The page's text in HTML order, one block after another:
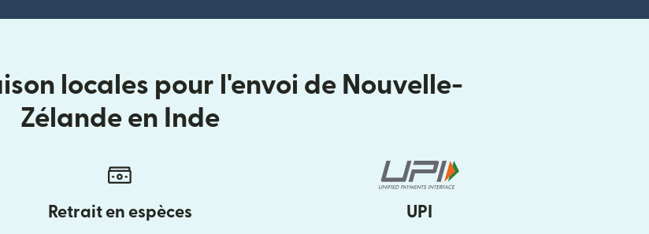
locales pour l'envoi de Nouvelle-
Zélande en Inde
Retrait en espèces UPI